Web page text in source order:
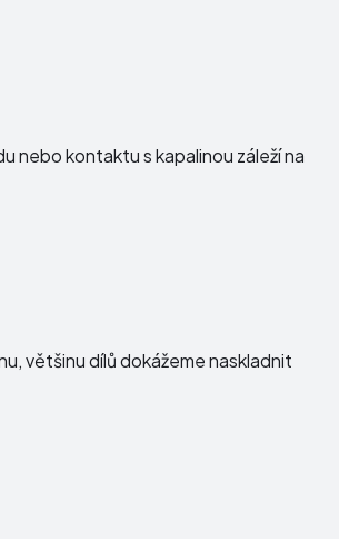
nebo kontaktu s kapalinou záleží na
většinu dílů dokážeme naskladnit